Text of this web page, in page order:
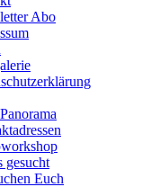
Abo
gesucht
Euch